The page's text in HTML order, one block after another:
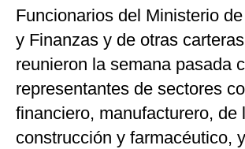
Funcionarios del Ministerio
y Finanzas y de otras
reunieron la semana pasada
representantes de sectores
financiero, manufacturero, de
construcción y farmacéutico,